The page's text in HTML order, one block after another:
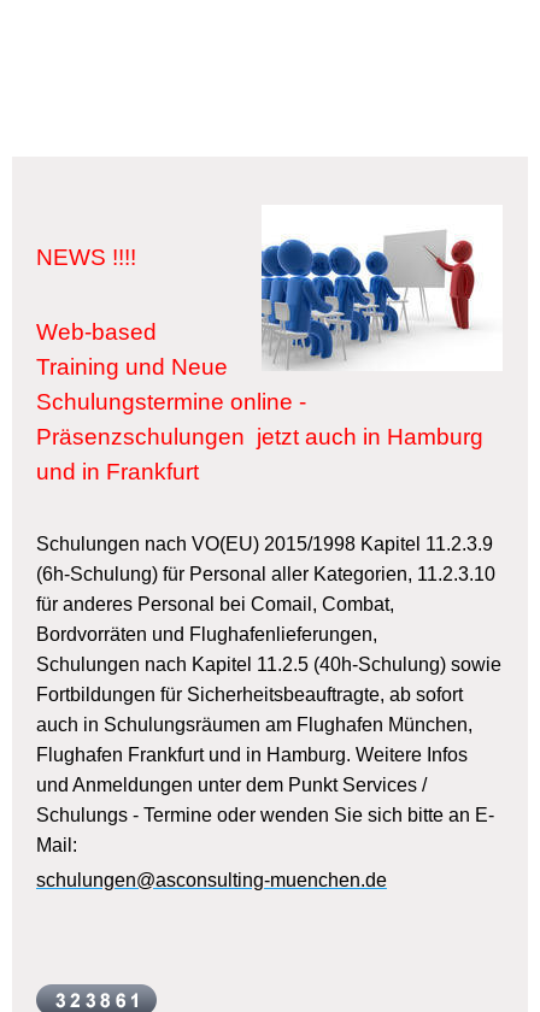
NEWS !!!!
Web-based
Training und Neue
Schulungstermine online -
Präsenzschulungen jetzt auch in Hamburg
und in Frankfurt
Schulungen nach VO(EU) 2015/1998 Kapitel 11.2.3.9
(6h-Schulung) für Personal aller Kategorien, 11.2.3.10
für anderes Personal bei Comail, Combat,
Bordvorräten und Flughafenlieferungen,
Schulungen nach Kapitel 11.2.5 (40h-Schulung) sowie
Fortbildungen für Sicherheitsbeauftragte, ab sofort
auch in Schulungsräumen am Flughafen München,
Flughafen Frankfurt und in Hamburg. Weitere Infos
und Anmeldungen unter dem Punkt Services /
Schulungs - Termine oder wenden Sie sich bitte an E-
Mail:
schulungen@asconsulting-muenchen.de